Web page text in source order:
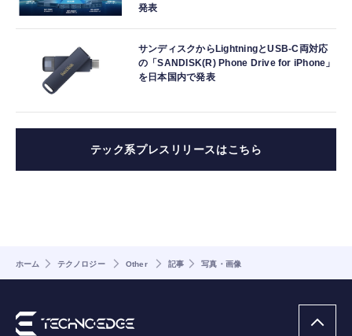
発表
サンディスクからLightningとUSB-C両対応
の「SANDISK(R) Phone Drive for iPhone」
を日本国内で発表
テック系プレスリリースはこちら
ホーム テクノロジー Other 記事 写真・画像